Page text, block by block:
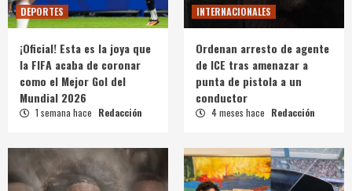
DEPORTES
¡Oficial! Esta es la joya que
la FIFA acaba de coronar
como el Mejor Gol del
Mundial 2026
1 semana hace Redacción
INTERNACIONALES
Ordenan arresto de agente
de ICE tras amenazar a
punta de pistola a un
conductor
4 meses hace Redacción